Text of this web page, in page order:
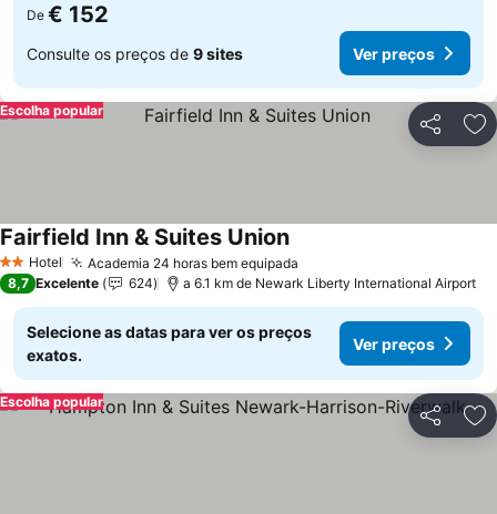
De € 152
Consulte os preços de 9 sites Ver preços
Partilhar
Escolha popular
2 Estrelas
Hotel Academia 24 horas bem equipada
Fairfield Inn & Suites Union
8,7 Excelente 624 a 6.1 km de Newark Liberty International Airport
Selecione as datas para ver os preços
exatos.
Ver preços
Partilhar
Escolha popular